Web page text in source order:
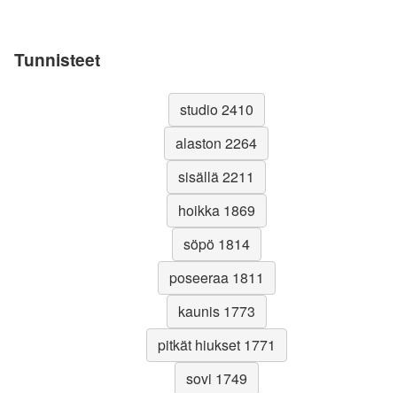
Tunnisteet
studio 2410
alaston 2264
sisällä 2211
hoikka 1869
söpö 1814
poseeraa 1811
kaunis 1773
pitkät hiukset 1771
sovi 1749